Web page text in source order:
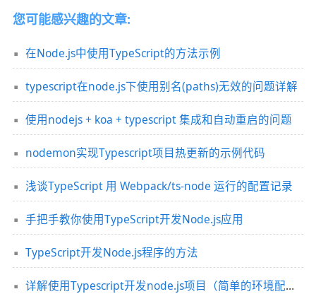
您可能感兴趣的文章:
在Node.js中使用TypeScript的方法示例
typescript在node.js下使用别名(paths)无效的问题详解
使用nodejs + koa + typescript 集成和自动重启的问题
nodemon实现Typescript项目热更新的示例代码
浅谈TypeScript 用 Webpack/ts-node 运行的配置记录
手把手教你使用TypeScript开发Node.js应用
TypeScript开发Node.js程序的方法
详解使用Typescript开发node.js项目（简单的环境配置）